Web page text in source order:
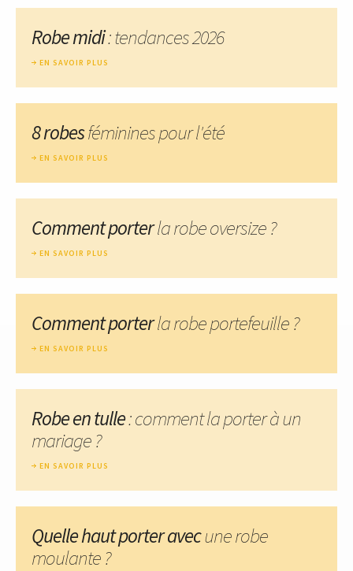
Robe midi: tendances 2026
EN SAVOIR PLUS
8 robesféminines pour l'été
EN SAVOIR PLUS
Comment porterla robe oversize ?
EN SAVOIR PLUS
Comment porterla robe portefeuille ?
EN SAVOIR PLUS
Robe en tulle: comment la porter à un
mariage ?
EN SAVOIR PLUS
Quelle haut porter avecune robe
moulante ?